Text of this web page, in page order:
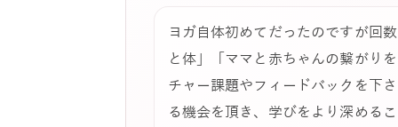
ヨガ自体初めてだったのですが回
と体」「ママと赤ちゃんの繋がり
チャー課題やフィードバックを下
る機会を頂き、学びをより深める